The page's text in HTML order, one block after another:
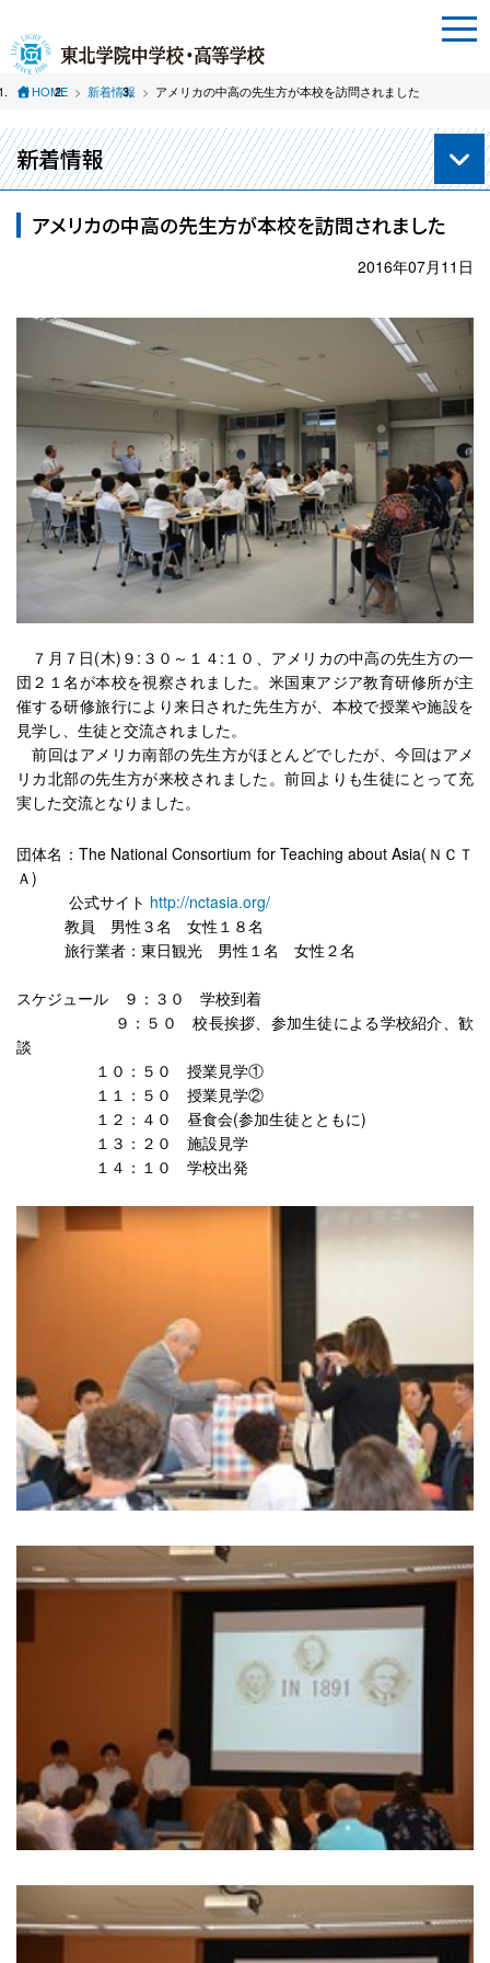
HOME 新着情報 アメリカの中高の先生方が本校を訪問されました
新着情報
アメリカの中高の先生方が本校を訪問されました
2016年07月11日
７月７日(木)９:３０～１４:１０、アメリカの中高の先生方の一
団２１名が本校を視察されました。米国東アジア教育研修所が主
催する研修旅行により来日された先生方が、本校で授業や施設を
見学し、生徒と交流されました。
前回はアメリカ南部の先生方がほとんどでしたが、今回はアメ
リカ北部の先生方が来校されました。前回よりも生徒にとって充
実した交流となりました。
団体名：The National Consortium for Teaching about Asia(ＮＣＴ
Ａ)
公式サイト http://nctasia.org/
教員 男性３名 女性１８名
旅行業者：東日観光 男性１名 女性２名
スケジュール ９：３０ 学校到着
９：５０ 校長挨拶、参加生徒による学校紹介、歓
談
１０：５０ 授業見学①
１１：５０ 授業見学②
１２：４０ 昼食会(参加生徒とともに)
１３：２０ 施設見学
１４：１０ 学校出発